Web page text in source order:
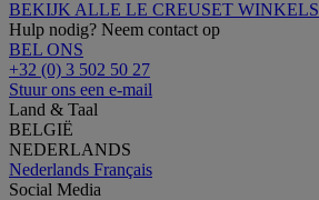
BEKIJK ALLE LE CREUSET WINKELS
Hulp nodig? Neem contact op
BEL ONS
+32 (0) 3 502 50 27
Stuur ons een e-mail
Land & Taal
BELGIË
NEDERLANDS
Nederlands Français
Social Media